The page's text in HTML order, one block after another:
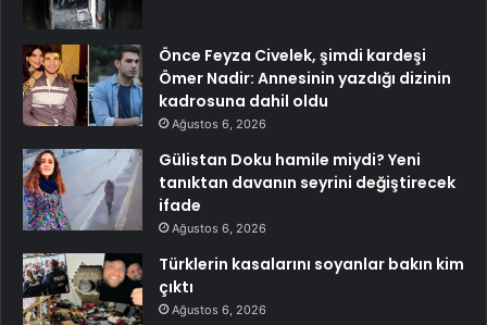
Önce Feyza Civelek, şimdi kardeşi
Ömer Nadir: Annesinin yazdığı dizinin
kadrosuna dahil oldu
Ağustos 6, 2026
Gülistan Doku hamile miydi? Yeni
tanıktan davanın seyrini değiştirecek
ifade
Ağustos 6, 2026
Türklerin kasalarını soyanlar bakın kim
çıktı
Ağustos 6, 2026